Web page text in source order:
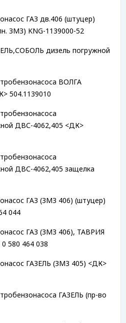
ГАЗ дв.406 (штуцер)
ЗМЗ) KNG-1139000-52
дизель погружной
ВОЛГА
504.1139010
ДВС-4062,405 <ДК>
ДВС-4062,405 защелка
ГАЗ (ЗМЗ 406) (штуцер)
044
ГАЗ (ЗМЗ 406), ТАВРИЯ
580 464 038
ГАЗЕЛЬ (ЗМЗ 405) <ДК>
ГАЗЕЛЬ (пр-во